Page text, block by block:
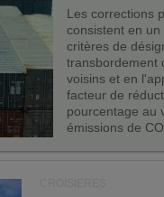
Les corrections
consistent en
critères de
transbordement
voisins et en
facteur de
pourcentage au
émissions de